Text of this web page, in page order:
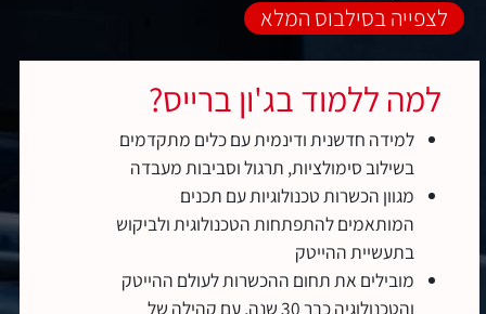
לצפייה בסילבוס המלא
למה ללמוד בג'ון ברייס?
למידה חדשנית ודינמית עם כלים מתקדמים
בשילוב סימולציות, תרגול וסביבות מעבדה
מגוון הכשרות טכנולוגיות עם תכנים
המותאמים להתפתחות הטכנולוגית ולביקוש
בתעשיית ההייטק
מובילים את תחום ההכשרות לעולם ההייטק
והטכנולוגיה כבר 30 שנה, עם קהילה של